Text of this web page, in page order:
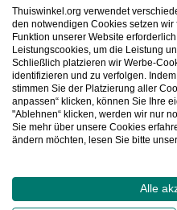
Interessenvertretung,
eine eigene
Academy.
Schnelles Navigieren
Thuiswinkel.org verwendet
den notwendigen Cookies setzen
Funktion unserer Website
Leistungscookies, um die Leistung
Schließlich platzieren wir Werbe-
identifizieren und zu verfolgen.
stimmen Sie der Platzierung aller
anpassen“ klicken, können Sie Ihre
"Ablehnen“ klicken, werden wir nur
Sie mehr über unsere Cookies
ändern möchten, lesen Sie bitte
Alle